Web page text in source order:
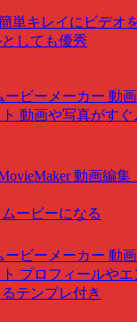
単キレイにビデオ
しても優秀
動画編集
ービーになる